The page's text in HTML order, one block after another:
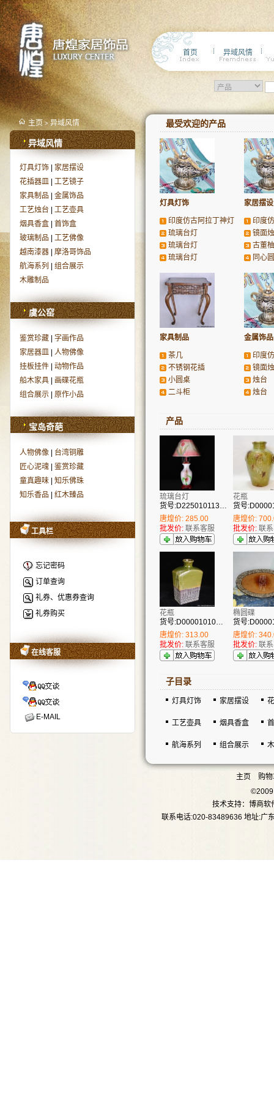
首页 异域风情
主页 > 异域风情
异域风情
灯具灯饰
家居摆设
花插器皿
工艺镜子
家具制品
金属饰品
工艺烛台
工艺壶具
烟具香盒
首饰盒
玻璃制品
工艺佛像
越南漆器
摩洛哥饰品
航海系列
组合展示
木雕制品
虞公窑
鉴赏珍藏
字画作品
家居器皿
人物佛像
挂板挂件
动物作品
船木家具
画碟花瓶
组合展示
原作小品
宝岛奇葩
人物佛像
台湾铜雕
匠心泥魂
鉴赏珍藏
童真趣味
知乐佛珠
知乐香品
红木臻品
工具栏
忘记密码
订单查询
礼券、优惠券查询
礼券购买
在线客服
E-MAIL
最受欢迎的产品
灯具灯饰
印度仿古阿拉丁神灯
琉璃台灯
琉璃台灯
琉璃台灯
家居摆设
印度
镜面
古董
同心
家具制品
茶几
不锈钢花插
小圆桌
二斗柜
金属饰品
印度
镜面
烛台
烛台
产品
琉璃台灯
货号:D22501011344
唐煌价: 285.00
批发价: 联系客服
花瓶
唐煌价:
批发价: 联
花瓶
货号:D00001010008
唐煌价: 313.00
批发价: 联系客服
椭圆碟
唐煌价:
批发价: 联
子目录
灯具灯饰 家居摆设
工艺壶具 烟具香盒
航海系列 组合展示
主页
购
©2009
技术支持：博商软
联系电话:020-83489636 地址:广